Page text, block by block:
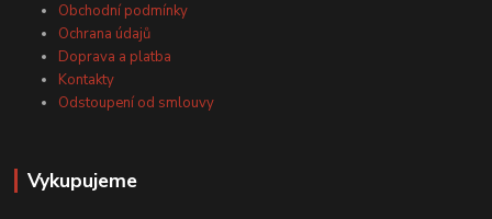
Obchodní podmínky
Ochrana údajů
Doprava a platba
Kontakty
Odstoupení od smlouvy
Vykupujeme